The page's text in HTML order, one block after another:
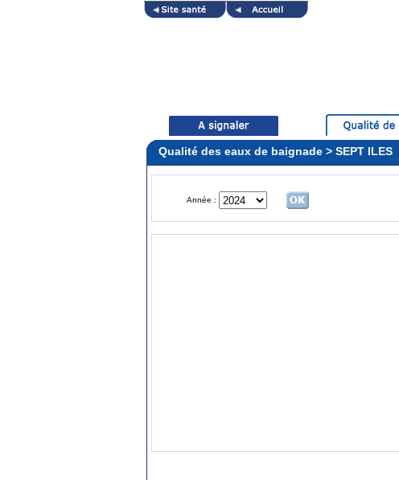
Qualité des eaux de baignade > SEPT ILES
Année :